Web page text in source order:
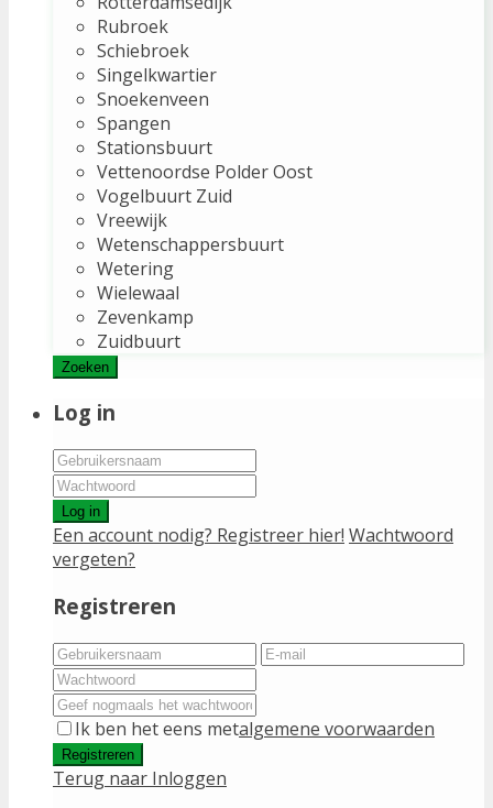
Rubroek
Schiebroek
Singelkwartier
Snoekenveen
Spangen
Stationsbuurt
Vettenoordse Polder Oost
Vogelbuurt Zuid
Vreewijk
Wetenschappersbuurt
Wetering
Wielewaal
Zevenkamp
Zuidbuurt
Zoeken
Log in
Log in
Een account nodig? Registreer hier! Wachtwoord
vergeten?
Registreren
Ik ben het eens metalgemene voorwaarden
Registreren
Terug naar Inloggen